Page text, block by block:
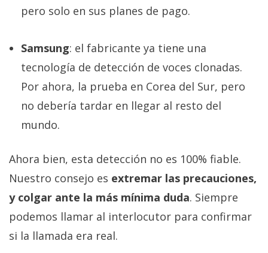
pero solo en sus planes de pago.
Samsung: el fabricante ya tiene una
tecnología de detección de voces clonadas.
Por ahora, la prueba en Corea del Sur, pero
no debería tardar en llegar al resto del
mundo.
Ahora bien, esta detección no es 100% fiable.
Nuestro consejo es extremar las precauciones,
y colgar ante la más mínima duda. Siempre
podemos llamar al interlocutor para confirmar
si la llamada era real.